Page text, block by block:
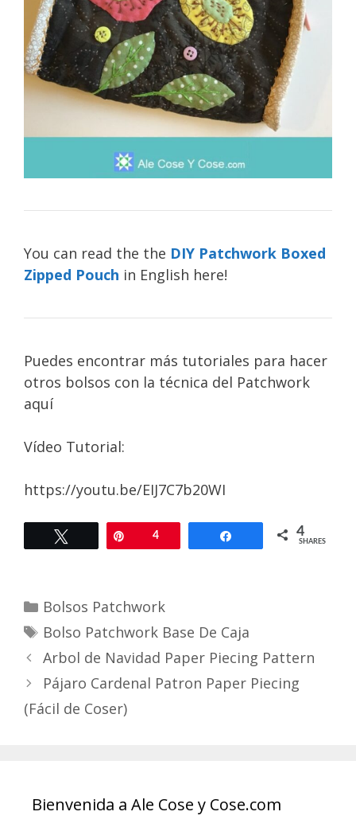
You can read the the DIY Patchwork Boxed
Zipped Pouch in English here!
Puedes encontrar más tutoriales para hacer
otros bolsos con la técnica del Patchwork
aquí
Vídeo Tutorial:
https://youtu.be/EIJ7C7b20WI
4 4
SHARES
Categories
Bolsos Patchwork
Tags
Bolso Patchwork Base De Caja
Arbol de Navidad Paper Piecing Pattern
Pájaro Cardenal Patron Paper Piecing
(Fácil de Coser)
Bienvenida a Ale Cose y Cose.com